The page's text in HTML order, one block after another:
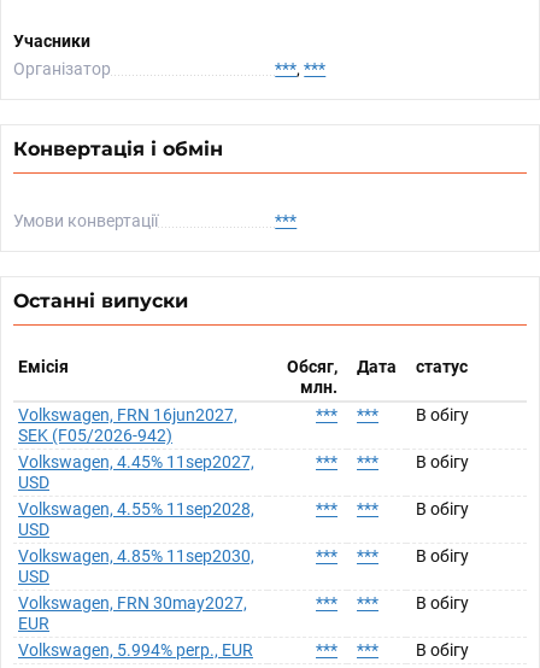
Учасники
Організатор
***, ***
Конвертація і обмін
Умови конвертації ***
Останні випуски
Емісія
Обсяг,
млн.
Дата статус
Volkswagen, FRN 16jun2027,
SEK (F05/2026-942)
*** *** В обігу
Volkswagen, 4.45% 11sep2027,
USD
*** *** В обігу
Volkswagen, 4.55% 11sep2028,
USD
*** *** В обігу
Volkswagen, 4.85% 11sep2030,
USD
*** *** В обігу
Volkswagen, FRN 30may2027,
EUR
*** *** В обігу
Volkswagen, 5.994% perp., EUR *** ***
В обігу